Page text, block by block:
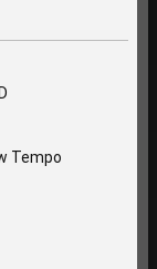
Tempo